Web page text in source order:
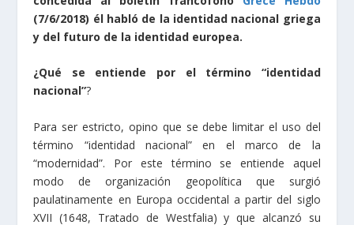
(7/6/2018) él habló de la identidad nacional griega
y del futuro de la identidad europea.
¿Qué se entiende por el término “identidad
nacional”?
Para ser estricto, opino que se debe limitar el uso del
término “identidad nacional” en el marco de la
“modernidad”. Por este término se entiende aquel
modo de organización geopolítica que surgió
paulatinamente en Europa occidental a partir del siglo
XVII (1648, Tratado de Westfalia) y que alcanzó su